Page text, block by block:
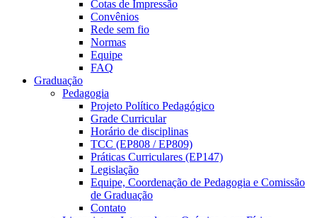
Cotas de Impressão
Convênios
Rede sem fio
Normas
Equipe
FAQ
Graduação
Pedagogia
Projeto Político Pedagógico
Grade Curricular
Horário de disciplinas
TCC (EP808 / EP809)
Práticas Curriculares (EP147)
Legislação
Equipe, Coordenação de Pedagogia e Comissão
de Graduação
Contato